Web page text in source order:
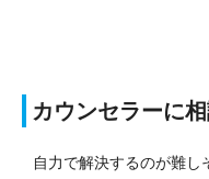
カウンセラーに
自力で解決するのが難し